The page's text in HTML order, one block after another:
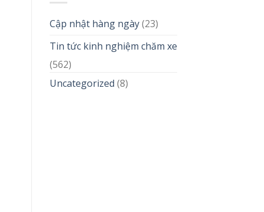
Cập nhật hàng ngày(23)
Tin tức kinh nghiệm chăm xe
(562)
Uncategorized (8)